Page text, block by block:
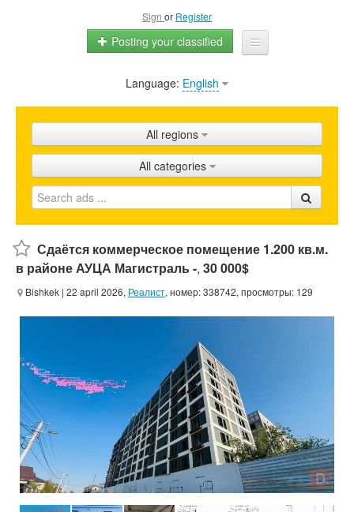
Sign or Register
Posting your classified
Home
Shops
Promotion
FAQ
Blog
Language: English
All regions
All categories
Сдаётся коммерческое помещение 1.200 кв.м.
в районе АУЦА Магистраль -, 30 000$
Bishkek | 22 april 2026, Реалист, номер: 338742, просмотры: 129